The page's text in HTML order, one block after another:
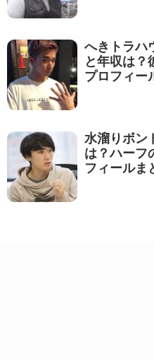
へきトラハ
と年収は？
プロフィー
水溜りボン
は？ハーフ
フィールま